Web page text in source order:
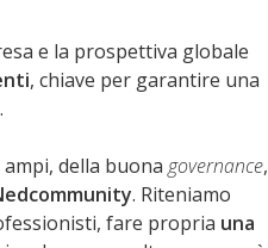
e la prospettiva globale
, chiave per garantire una
della buona governance,
. Riteniamo
fare propria una